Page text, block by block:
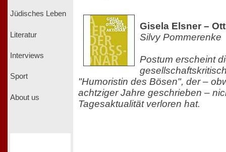
Jüdisches Leben
Literatur
Interviews
Sport
About us
Gisela Elsner –
Silvy Pommerenke
Postum erscheint
"Humoristin des Bösen", der –
achtziger Jahre geschrieben –
Tagesaktualität verloren hat.